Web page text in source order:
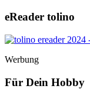
eReader tolino
Werbung
Für Dein Hobby